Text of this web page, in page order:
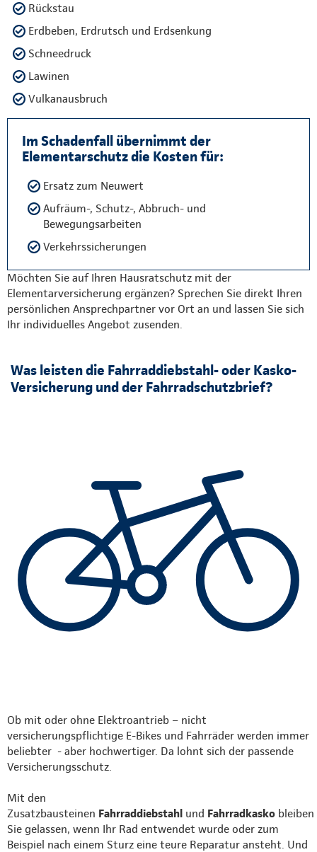
Rückstau
Erdbeben, Erdrutsch und Erdsenkung
Schneedruck
Lawinen
Vulkanausbruch
Im Schadenfall übernimmt der
Elementarschutz die Kosten für:
Ersatz zum Neuwert
Aufräum-, Schutz-, Abbruch- und
Bewegungsarbeiten
Verkehrssicherungen
Möchten Sie auf Ihren Hausratschutz mit der
Elementarversicherung ergänzen? Sprechen Sie direkt Ihren
persönlichen Ansprechpartner vor Ort an und lassen Sie sich
Ihr individuelles Angebot zusenden.
Was leisten die Fahrraddiebstahl- oder Kasko-
Versicherung und der Fahrradschutzbrief?
Ob mit oder ohne Elektroantrieb – nicht
versicherungspflichtige E-Bikes und Fahrräder werden immer
beliebter - aber hochwertiger. Da lohnt sich der passende
Versicherungsschutz.
Mit den
Zusatzbausteinen Fahrraddiebstahl und Fahrradkasko bleiben
Sie gelassen, wenn Ihr Rad entwendet wurde oder zum
Beispiel nach einem Sturz eine teure Reparatur ansteht. Und